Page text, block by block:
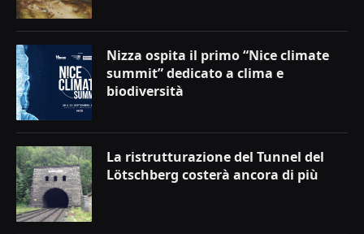
Nizza ospita il primo “Nice climate
summit” dedicato a clima e
biodiversità
La ristrutturazione del Tunnel del
Lötschberg costerà ancora di più